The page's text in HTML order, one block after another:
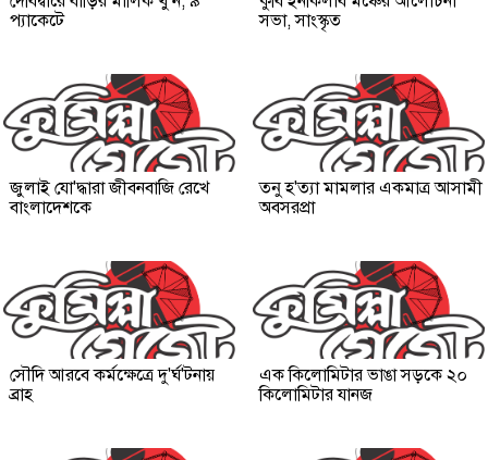
প্যাকেটে
সভা, সাংস্কৃত
জুলাই যো'দ্ধারা জীবনবাজি রেখে
বাংলাদেশকে
তনু হ'ত্যা মামলার একমাত্র আসামী
অবসরপ্রা
সৌদি আরবে কর্মক্ষেত্রে দু'র্ঘ'টনায়
ব্রাহ
এক কিলোমিটার ভাঙা সড়কে ২০
কিলোমিটার যানজ